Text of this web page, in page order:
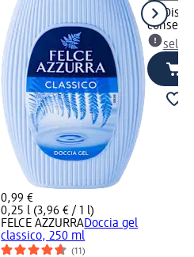
0,99 €
0,25 l (3,96 € / 1 l)
FELCE AZZURRADoccia gel
classico, 250 ml
(11)